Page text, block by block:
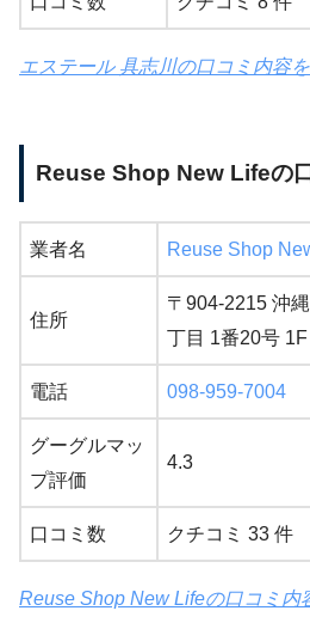
エステール 具志川の口コミ内容
Reuse Shop New Lifeの
業者名 Reuse Shop
住所
〒904-2215 沖
丁目 1番20号 1F
電話 098-959-7004
グーグルマッ
プ評価
4.3
口コミ数 クチコミ 33 件
Reuse Shop New Lifeの口コミ内